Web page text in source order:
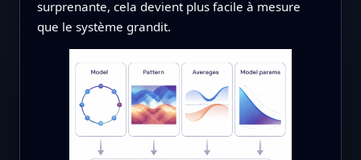
surprenante, cela devient plus facile à mesure
que le système grandit.